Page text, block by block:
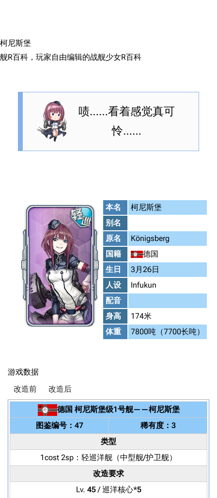
柯尼斯堡
舰R百科，玩家自由编辑的战舰少女R百科
啧……看着感觉真可
怜……
本名
柯尼斯堡
别名
原名
Königsberg
国籍
德国
生日
3月26日
人设
Infukun
配音
身高
174米
体重
7800吨（7700长吨）
游戏数据
改造前 改造后
德国 柯尼斯堡级1号舰——柯尼斯堡
图鉴编号：47
稀有度：3
类型
1cost 2sp： 轻巡洋舰 （中型舰/护卫舰）
改造要求
Lv. 45/ 巡洋核心*5